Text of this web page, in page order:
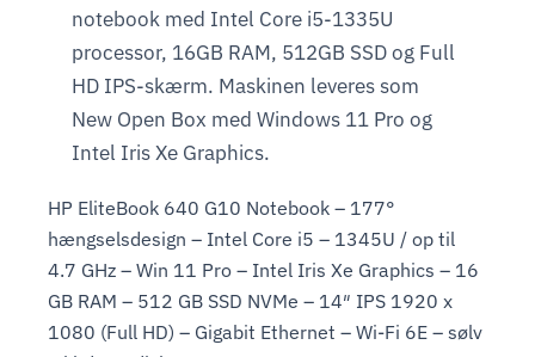
notebook med Intel Core i5-1335U
processor, 16GB RAM, 512GB SSD og Full
HD IPS-skærm. Maskinen leveres som
New Open Box med Windows 11 Pro og
Intel Iris Xe Graphics.
HP EliteBook 640 G10 Notebook – 177°
hængselsdesign – Intel Core i5 – 1345U / op til
4.7 GHz – Win 11 Pro – Intel Iris Xe Graphics – 16
GB RAM – 512 GB SSD NVMe – 14″ IPS 1920 x
1080 (Full HD) – Gigabit Ethernet – Wi-Fi 6E – sølv